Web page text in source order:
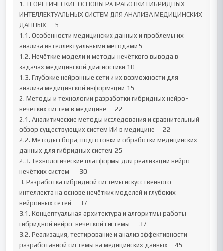
1. ТЕОРЕТИЧЕСКИЕ ОСНОВЫ РАЗРАБОТКИ ГИБРИДНЫХ
ИНТЕЛЛЕКТУАЛЬНЫХ СИСТЕМ ДЛЯ АНАЛИЗА МЕДИЦИНСКИХ
ДАННЫХ	5
1.1. Особенности медицинских данных и проблемы их
анализа интеллектуальными методами	5
1.2. Нечёткие модели и методы нечёткого вывода в
задачах медицинской диагностики	10
1.3. Глубокие нейронные сети и их возможности для
анализа медицинской информации	15
2. Методы и технологии разработки гибридных нейро-
нечётких систем в медицине	22
2.1. Аналитические методы исследования и сравнительный
обзор существующих систем ИИ в медицине	22
2.2. Методы сбора, подготовки и обработки медицинских
данных для гибридных систем	25
2.3. Технологические платформы для реализации нейро-
нечётких систем	30
3. Разработка гибридной системы искусственного
интеллекта на основе нечётких моделей и глубоких
нейронных сетей	37
3.1. Концептуальная архитектура и алгоритмы работы
гибридной нейро-нечёткой системы	37
3.2. Реализация, тестирование и анализ эффективности
разработанной системы на медицинских данных	45